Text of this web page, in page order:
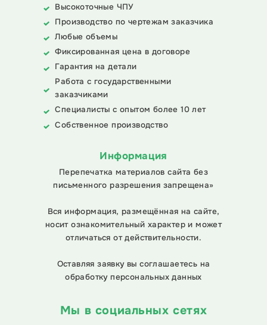
Мы в социальных сетях
Высокоточные ЧПУ
Производство по чертежам заказчика
Любые объемы
Фиксированная цена в договоре
Гарантия на детали
Работа с государственными
заказчиками
Специалисты с опытом более 10 лет
Собственное производство
Информация
Перепечатка материалов сайта без
письменного разрешения запрещена»
Вся информация, размещённая на сайте,
носит ознакомительный характер и может
отличаться от действительности.
Оставляя заявку вы соглашаетесь на
обработку персональных данных